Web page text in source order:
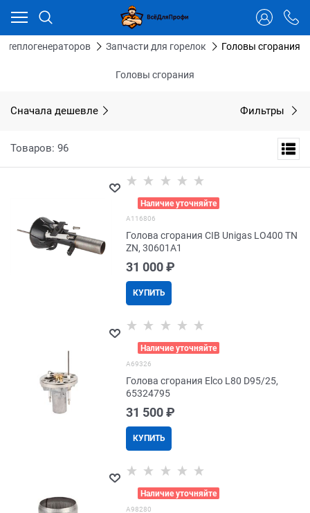
теплогенераторов Запчасти для горелок Головы сгорания
Головы сгорания
Сначала дешевле Фильтры
Товаров: 96
Наличие уточняйте
A116806
Голова сгорания CIB Unigas LO400 TN
ZN, 30601A1
31 000 ₽
КУПИТЬ
Наличие уточняйте
A69326
Голова сгорания Elco L80 D95/25,
65324795
31 500 ₽
КУПИТЬ
Наличие уточняйте
A98280
Ваш город - Тюмень,
угадали?
ДА НЕТ